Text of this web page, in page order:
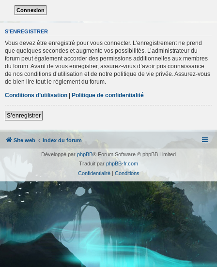
S’ENREGISTRER
Vous devez être enregistré pour vous connecter. L’enregistrement ne prend
que quelques secondes et augmente vos possibilités. L’administrateur du
forum peut également accorder des permissions additionnelles aux membres
du forum. Avant de vous enregistrer, assurez-vous d’avoir pris connaissance
de nos conditions d’utilisation et de notre politique de vie privée. Assurez-vous
de bien lire tout le règlement du forum.
Conditions d’utilisation | Politique de confidentialité
S’enregistrer
Site web Index du forum
Développé par phpBB® Forum Software © phpBB Limited
Traduit par phpBB-fr.com
Confidentialité| Conditions